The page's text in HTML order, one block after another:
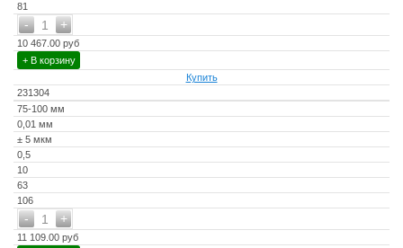
81
+
- 1
10 467.00 руб
+ В корзину
Купить
231304
75-100 мм
0,01 мм
± 5 мкм
0,5
10
63
106
+
- 1
11 109.00 руб